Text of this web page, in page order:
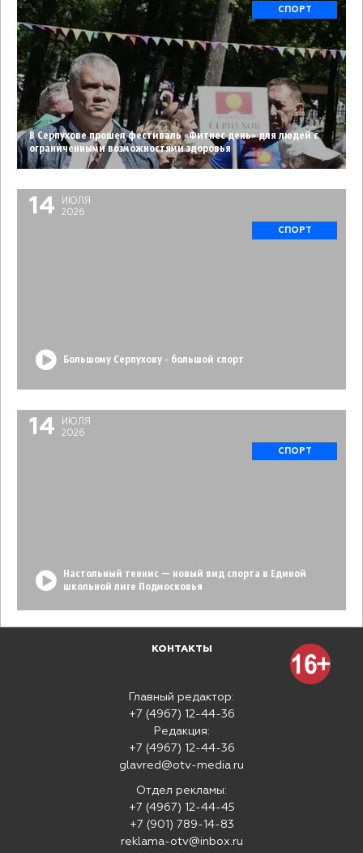
СПОРТ
В Серпухове прошел фестиваль «Фитнес день» для людей с
ограниченными возможностями здоровья
14
ИЮЛЯ
2026
СПОРТ
Большому Серпухову - большой спорт
14
ИЮЛЯ
2026
СПОРТ
Настольный теннис — новый вид спорта в Единой
школьной лиге Подмосковья
КОНТАКТЫ
Главный редактор:
+7 (4967) 12-44-36
Редакция:
+7 (4967) 12-44-36
glavred@otv-media.ru
Отдел рекламы:
+7 (4967) 12-44-45
+7 (901) 789-14-83
reklama-otv@inbox.ru